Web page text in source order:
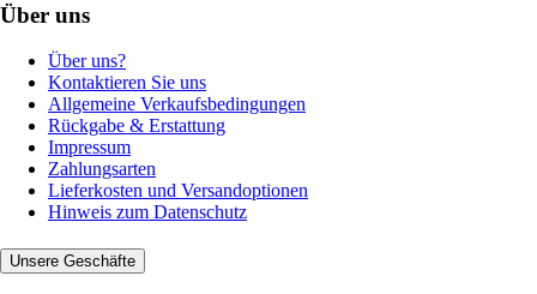
Über uns
Über uns?
Kontaktieren Sie uns
Allgemeine Verkaufsbedingungen
Rückgabe & Erstattung
Impressum
Zahlungsarten
Lieferkosten und Versandoptionen
Hinweis zum Datenschutz
Unsere Geschäfte